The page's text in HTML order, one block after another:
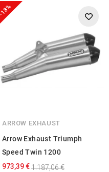
-18%
ARROW EXHAUST
Arrow Exhaust Triumph
Speed Twin 1200
973,39 €1.187,06 €